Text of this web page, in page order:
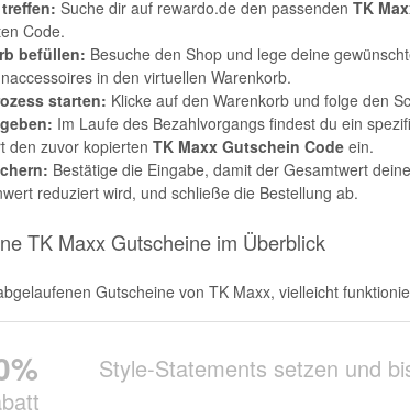
Suche dir auf rewardo.de den passenden TK
Code.
befüllen: Besuche den Shop und lege deine
in den virtuellen Warenkorb.
starten: Klicke auf den Warenkorb und folge den
Im Laufe des Bezahlvorgangs findest du ein
den zuvor kopierten TK Maxx Gutschein Code ein.
Bestätige die Eingabe, damit der Gesamtwert
reduziert wird, und schließe die Bestellung ab.
TK Maxx Gutscheine im Überblick
Gutscheine von TK Maxx, vielleicht
Style-Statements setzen und